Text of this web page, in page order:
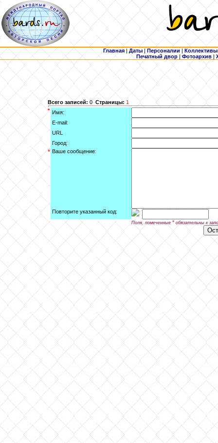
Главная | Даты | Персоналии | Коллективы
Печатный двор |Фотоархив |
Всего записей: 0 Страницы: 1
* Имя:
E-mail:
URL
Город:
* Ваше сообщение:
Повторите указанный код:
Поля, помеченные * обязательны к